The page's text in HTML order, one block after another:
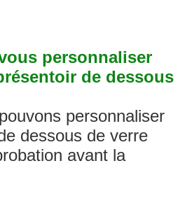
personnaliser
de dessous
personnaliser
dessous de verre
avant la